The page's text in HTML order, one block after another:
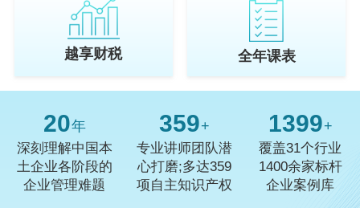
越享财税 全年课表
20年
深刻理解中国本
土企业各阶段的
企业管理难题
359+
专业讲师团队潜
心打磨;多达359
项自主知识产权
1400+
覆盖31个行业
1400余家标杆
企业案例库